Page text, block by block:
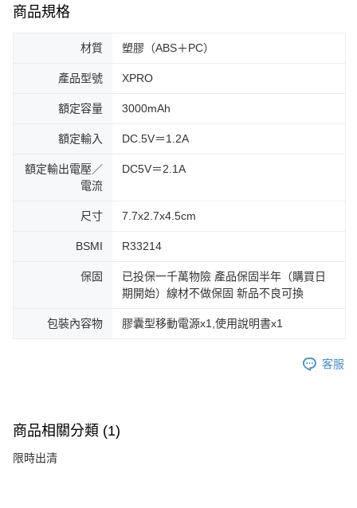
商品規格
材質 塑膠（ABS＋PC）
產品型號 XPRO
額定容量 3000mAh
額定輸入 DC.5V＝1.2A
額定輸出電壓／
電流
DC5V＝2.1A
尺寸 7.7x2.7x4.5cm
BSMI R33214
保固
已投保一千萬物險 產品保固半年（購買日
期開始）線材不做保固 新品不良可換
包裝內容物 膠囊型移動電源x1,使用說明書x1
客服
商品相關分類 (1)
限時出清